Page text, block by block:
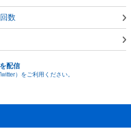
数
配信
）をご利用ください。